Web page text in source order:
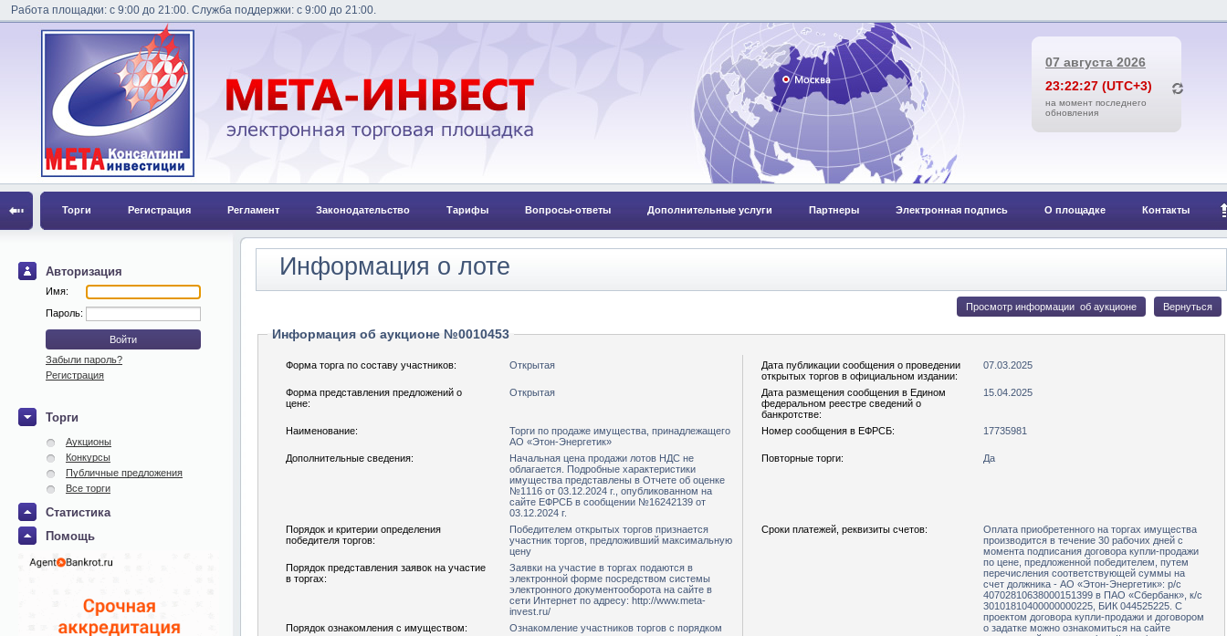
07 августа 2026
23:22:27 (UTC+3)
на момент последнего
обновления
Работа площадки: с 9:00 до 21:00. Служба поддержки: с 9:00 до 21:00.
Торги Регистрация Регламент Законодательство Тарифы Вопросы-ответы Дополнительные услуги Партнеры Электронная подпись О площадке Контакты
Авторизация
Имя:
Пароль:
Забыли пароль?
Регистрация
Торги
Аукционы
Конкурсы
Публичные предложения
Все торги
Статистика
Помощь
Информация о лоте
Информация об аукционе №0010453
Форма торга по составу участников: Открытая
Дата публикации сообщения о проведении
открытых торгов в официальном издании:
07.03.2025
Форма представления предложений о
цене:
Открытая
Дата размещения сообщения в Едином
федеральном реестре сведений о
банкротстве:
15.04.2025
Наименование:
Торги по продаже имущества, принадлежащего
АО «Этон-Энергетик»
Номер сообщения в ЕФРСБ: 17735981
Дополнительные сведения:
Начальная цена продажи лотов НДС не
облагается. Подробные характеристики
имущества представлены в Отчете об оценке
№1116 от 03.12.2024 г., опубликованном на
сайте ЕФРСБ в сообщении №16242139 от
03.12.2024 г.
Повторные торги: Да
Порядок и критерии определения
победителя торгов:
Победителем открытых торгов признается
участник торгов, предложивший максимальную
цену
Сроки платежей, реквизиты счетов:
Оплата приобретенного на торгах имущества
производится в течение 30 рабочих дней с
момента подписания договора купли-продажи
по цене, предложенной победителем, путем
перечисления соответствующей суммы на
счет должника - АО «Этон-Энергетик»: р/с
40702810638000151399 в ПАО «Сбербанк», к/с
30101810400000000225, БИК 044525225. С
проектом договора купли-продажи и договором
о задатке можно ознакомиться на сайте
Порядок представления заявок на участие
в торгах:
Заявки на участие в торгах подаются в
электронной форме посредством системы
электронного документооборота на сайте в
сети Интернет по адресу: http://www.meta-
invest.ru/
Порядок ознакомления с имуществом:
Ознакомление участников торгов с порядком